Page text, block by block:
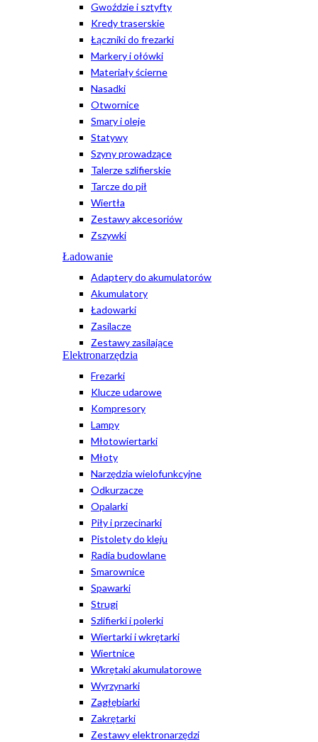
Gwoździe i sztyfty
Kredy traserskie
Łączniki do frezarki
Markery i ołówki
Materiały ścierne
Nasadki
Otwornice
Smary i oleje
Statywy
Szyny prowadzące
Talerze szlifierskie
Tarcze do pił
Wiertła
Zestawy akcesoriów
Zszywki
Ładowanie
Adaptery do akumulatorów
Akumulatory
Ładowarki
Zasilacze
Zestawy zasilające
Elektronarzędzia
Frezarki
Klucze udarowe
Kompresory
Lampy
Młotowiertarki
Młoty
Narzędzia wielofunkcyjne
Odkurzacze
Opalarki
Piły i przecinarki
Pistolety do kleju
Radia budowlane
Smarownice
Spawarki
Strugi
Szlifierki i polerki
Wiertarki i wkrętarki
Wiertnice
Wkrętaki akumulatorowe
Wyrzynarki
Zagłębiarki
Zakrętarki
Zestawy elektronarzędzi